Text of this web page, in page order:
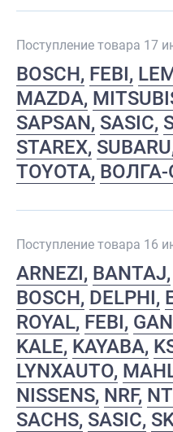
Поступление товара 17
BOSCH FEBI
MAZDA
SAPSAN SASIC
STAREX SUBARU
TOYOTA
Поступление товара 16
ARNEZI BANTAJ
BOSCH DELPHI
ROYAL FEBI
KALE KAYABA
LYNXAUTO
NISSENS NRF
SACHS SASIC